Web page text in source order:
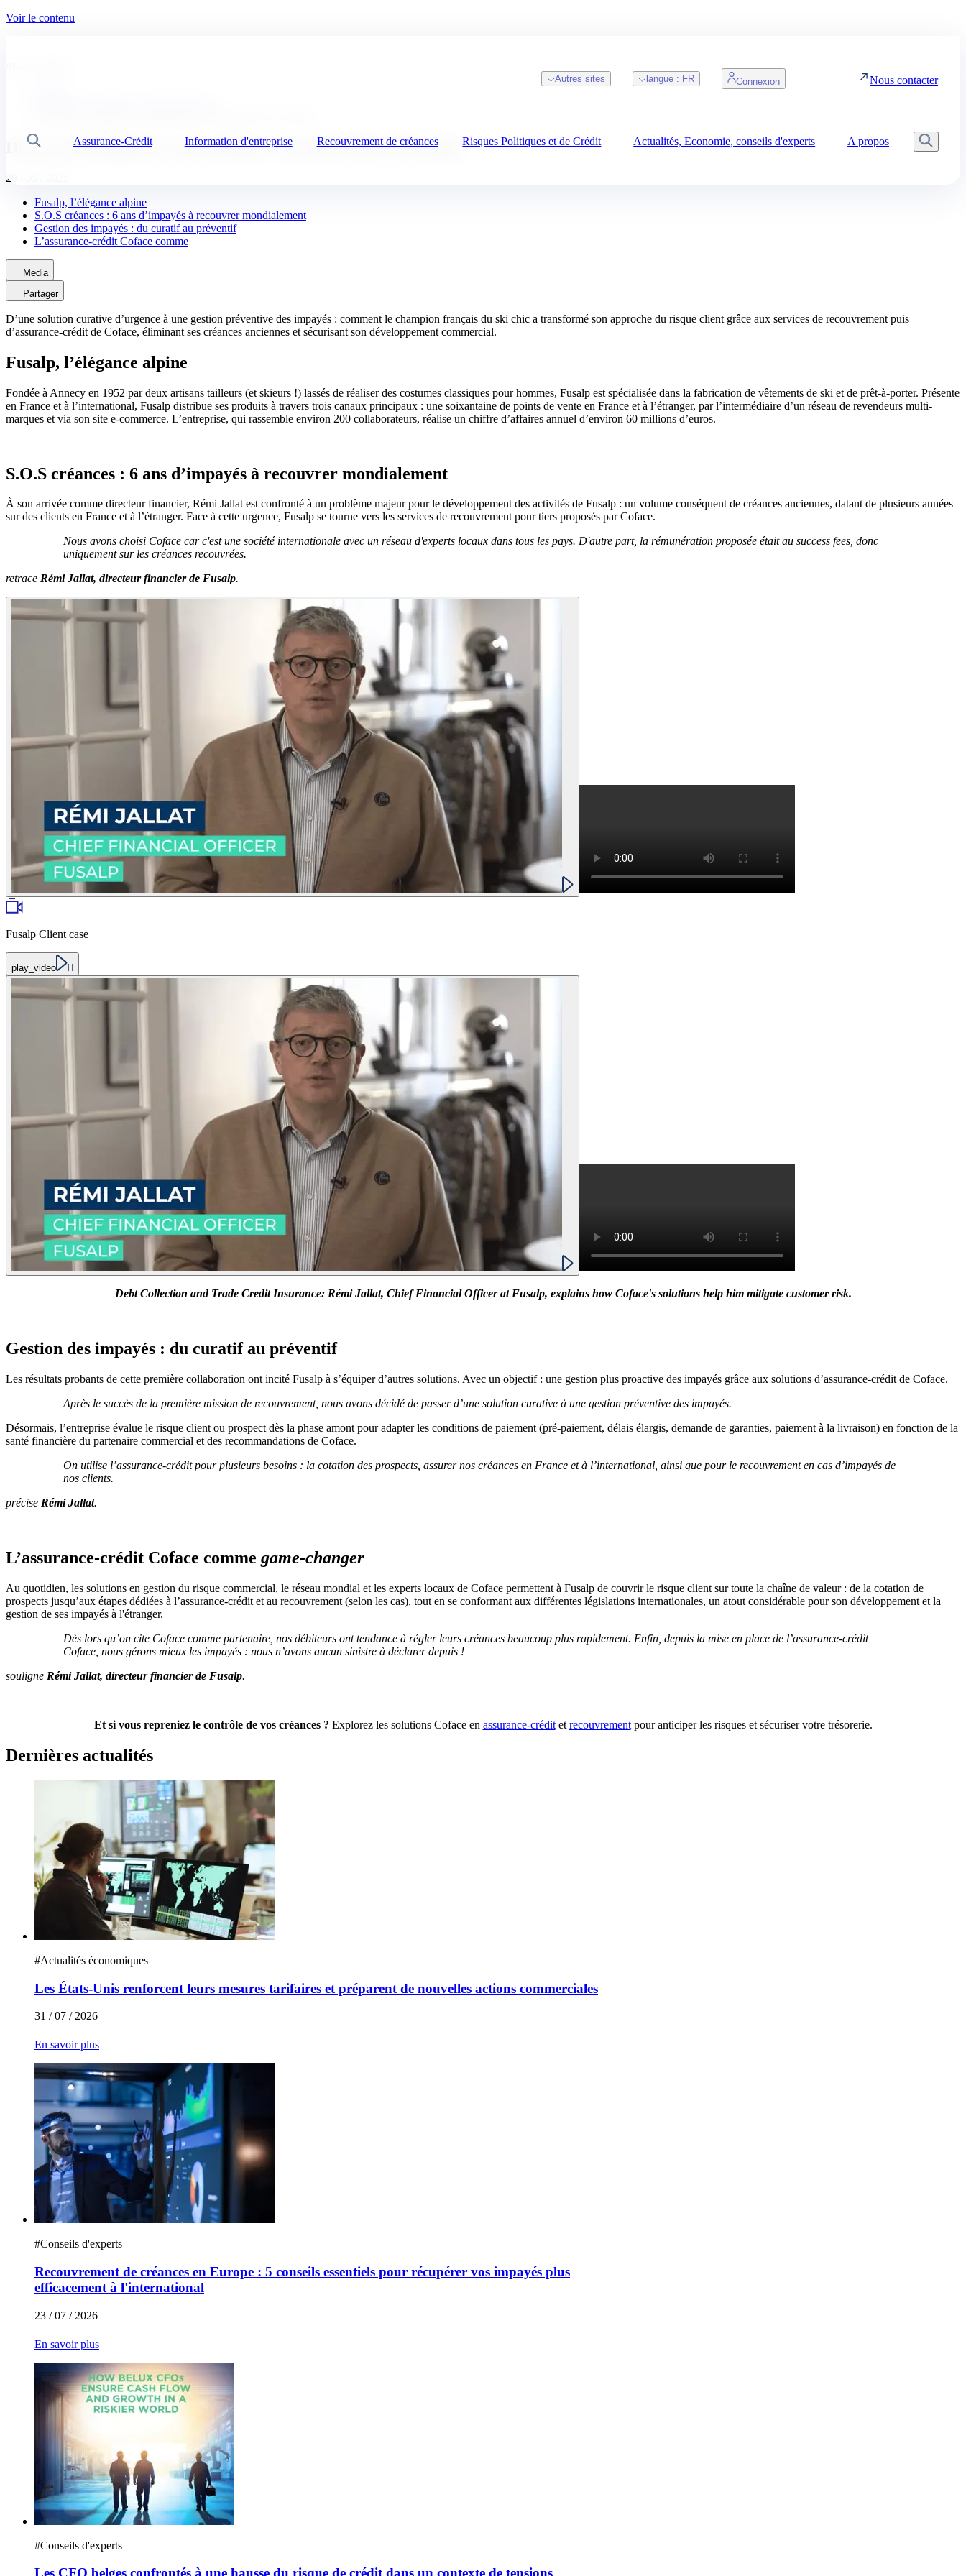
Voir le contenu
RechercheAssurance-Crédit Information d'entreprise Recouvrement de créances Risques Politiques et de Crédit Actualités, Economie, conseils d'experts A propos
Autres sites langue : FR Connexion Nous contacter
De six ans d’impayés à zéro sinistre : la masterclass de Fusalp
20 / 05 / 2025
Fusalp, l’élégance alpine
S.O.S créances : 6 ans d’impayés à recouvrer mondialement
Gestion des impayés : du curatif au préventif
L’assurance-crédit Coface comme
Media
Partager
D’une solution curative d’urgence à une gestion préventive des impayés : comment le champion français du ski chic a transformé son approche du risque client grâce aux services de recouvrement puis
d’assurance-crédit de Coface, éliminant ses créances anciennes et sécurisant son développement commercial.
Fusalp, l’élégance alpine
Fondée à Annecy en 1952 par deux artisans tailleurs (et skieurs !) lassés de réaliser des costumes classiques pour hommes, Fusalp est spécialisée dans la fabrication de vêtements de ski et de prêt-à-porter. Présente
en France et à l’international, Fusalp distribue ses produits à travers trois canaux principaux : une soixantaine de points de vente en France et à l’étranger, par l’intermédiaire d’un réseau de revendeurs multi-
marques et via son site e-commerce. L’entreprise, qui rassemble environ 200 collaborateurs, réalise un chiffre d’affaires annuel d’environ 60 millions d’euros.
S.O.S créances : 6 ans d’impayés à recouvrer mondialement
À son arrivée comme directeur financier, Rémi Jallat est confronté à un problème majeur pour le développement des activités de Fusalp : un volume conséquent de créances anciennes, datant de plusieurs années
sur des clients en France et à l’étranger. Face à cette urgence, Fusalp se tourne vers les services de recouvrement pour tiers proposés par Coface.
Nous avons choisi Coface car c'est une société internationale avec un réseau d'experts locaux dans tous les pays. D'autre part, la rémunération proposée était au success fees, donc
uniquement sur les créances recouvrées.
retrace Rémi Jallat, directeur financier de Fusalp.
Fusalp Client case
play_video
Debt Collection and Trade Credit Insurance: Rémi Jallat, Chief Financial Officer at Fusalp, explains how Coface's solutions help him mitigate customer risk.
Gestion des impayés : du curatif au préventif
Les résultats probants de cette première collaboration ont incité Fusalp à s’équiper d’autres solutions. Avec un objectif : une gestion plus proactive des impayés grâce aux solutions d’assurance-crédit de Coface.
Après le succès de la première mission de recouvrement, nous avons décidé de passer d’une solution curative à une gestion préventive des impayés.
Désormais, l’entreprise évalue le risque client ou prospect dès la phase amont pour adapter les conditions de paiement (pré-paiement, délais élargis, demande de garanties, paiement à la livraison) en fonction de la
santé financière du partenaire commercial et des recommandations de Coface.
On utilise l’assurance-crédit pour plusieurs besoins : la cotation des prospects, assurer nos créances en France et à l’international, ainsi que pour le recouvrement en cas d’impayés de
nos clients.
précise Rémi Jallat.
L’assurance-crédit Coface comme game-changer
Au quotidien, les solutions en gestion du risque commercial, le réseau mondial et les experts locaux de Coface permettent à Fusalp de couvrir le risque client sur toute la chaîne de valeur : de la cotation de
prospects jusqu’aux étapes dédiées à l’assurance-crédit et au recouvrement (selon les cas), tout en se conformant aux différentes législations internationales, un atout considérable pour son développement et la
gestion de ses impayés à l'étranger.
Dès lors qu’on cite Coface comme partenaire, nos débiteurs ont tendance à régler leurs créances beaucoup plus rapidement. Enfin, depuis la mise en place de l’assurance-crédit
Coface, nous gérons mieux les impayés : nous n’avons aucun sinistre à déclarer depuis !
souligne Rémi Jallat, directeur financier de Fusalp.
Et si vous repreniez le contrôle de vos créances ? Explorez les solutions Coface en assurance-créditet recouvrementpour anticiper les risques et sécuriser votre trésorerie.
Dernières actualités
#Actualités économiques
Les États-Unis renforcent leurs mesures tarifaires et préparent de nouvelles actions commerciales
31 / 07 / 2026
En savoir plus
#Conseils d'experts
Recouvrement de créances en Europe : 5 conseils essentiels pour récupérer vos impayés plus
efficacement à l'international
23 / 07 / 2026
En savoir plus
#Conseils d'experts